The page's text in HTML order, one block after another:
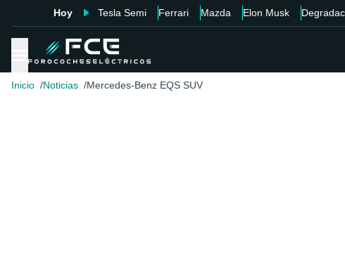
Hoy Tesla Semi Ferrari Mazda Elon Musk
Inicio Noticias Mercedes-Benz EQS SUV